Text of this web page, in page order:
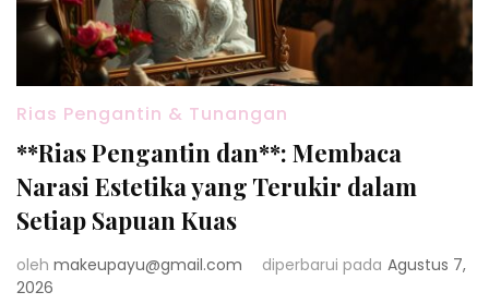
Rias Pengantin & Tunangan
**Rias Pengantin dan**: Membaca
Narasi Estetika yang Terukir dalam
Setiap Sapuan Kuas
oleh makeupayu@gmail.com diperbarui pada Agustus 7,
2026